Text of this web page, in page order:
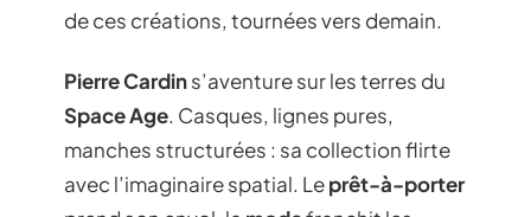
de ces créations, tournées vers demain.
Pierre Cardins’aventure sur les terres du
Space Age. Casques, lignes pures,
manches structurées : sa collection flirte
avec l’imaginaire spatial. Leprêt-à-porter